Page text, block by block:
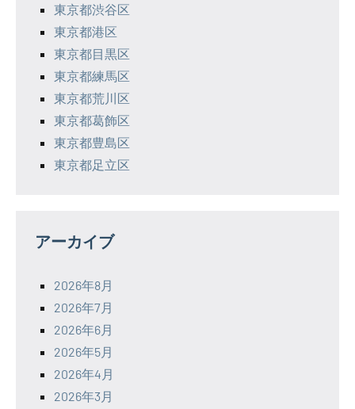
東京都渋谷区
東京都港区
東京都目黒区
東京都練馬区
東京都荒川区
東京都葛飾区
東京都豊島区
東京都足立区
アーカイブ
2026年8月
2026年7月
2026年6月
2026年5月
2026年4月
2026年3月